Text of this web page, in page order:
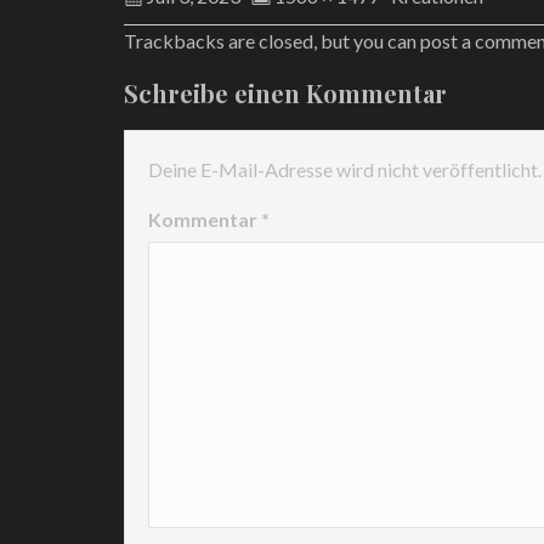
Trackbacks are closed, but you can post a
Schreibe einen Kommentar
Deine E-Mail-Adresse wird nicht veröffentlicht.
Kommentar *